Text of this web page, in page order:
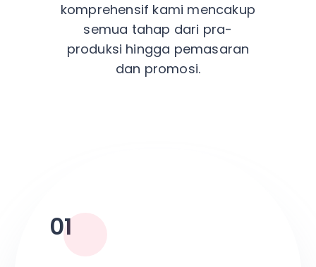
komprehensif kami mencakup
semua tahap dari pra-
produksi hingga pemasaran
dan promosi.
01